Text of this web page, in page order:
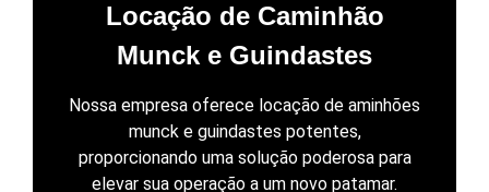
Locação de Caminhão
Munck e Guindastes
Nossa empresa oferece locação de aminhões
munck e guindastes potentes,
proporcionando uma solução poderosa para
elevar sua operação a um novo patamar.